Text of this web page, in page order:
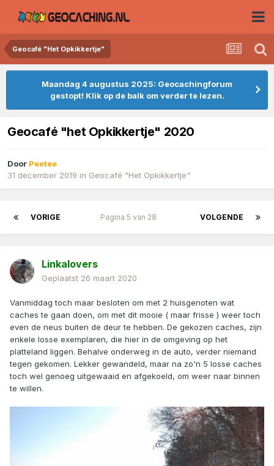
Geocafé "Het Opkikkertje"
Maandag 4 augustus 2025: Geocachingforum
gestopt! Klik op de balk om verder te lezen.
Geocafé "het Opkikkertje" 2020
Door Peetee
31 december 2019 in Geocafé "Het Opkikkertje"
VORIGE VOLGENDE
Pagina 5 van 28
Linkalovers
Geplaatst 26 maart 2020
Vanmiddag toch maar besloten om met 2 huisgenoten wat
caches te gaan doen, om met dit mooie ( maar frisse ) weer toch
even de neus buiten de deur te hebben. De gekozen caches, zijn
enkele losse exemplaren, die hier in de omgeving op het
platteland liggen. Behalve onderweg in de auto, verder niemand
tegen gekomen. Lekker gewandeld, maar na zo'n 5 losse caches
toch wel genoeg uitgewaaid en afgekoeld, om weer naar binnen
te willen.